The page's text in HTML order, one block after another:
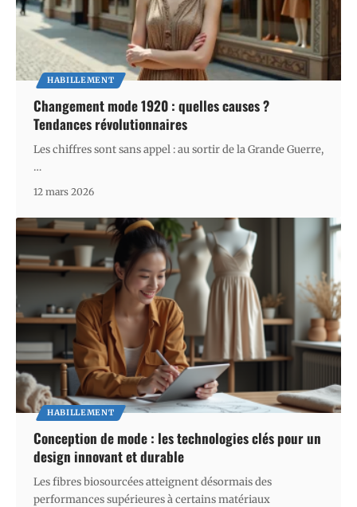
HABILLEMENT
Changement mode 1920 : quelles causes ?
Tendances révolutionnaires
Les chiffres sont sans appel : au sortir de la Grande Guerre,
…
12 mars 2026
HABILLEMENT
Conception de mode : les technologies clés pour un
design innovant et durable
Les fibres biosourcées atteignent désormais des
performances supérieures à certains matériaux